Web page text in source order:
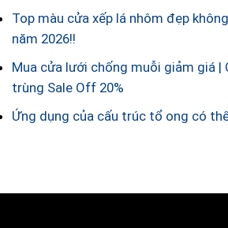
Top màu cửa xếp lá nhôm đẹp
năm 2026!!
Mua cửa lưới chống muỗi giảm giá |
trùng Sale Off 20%
Ứng dụng của cấu trúc tổ ong có